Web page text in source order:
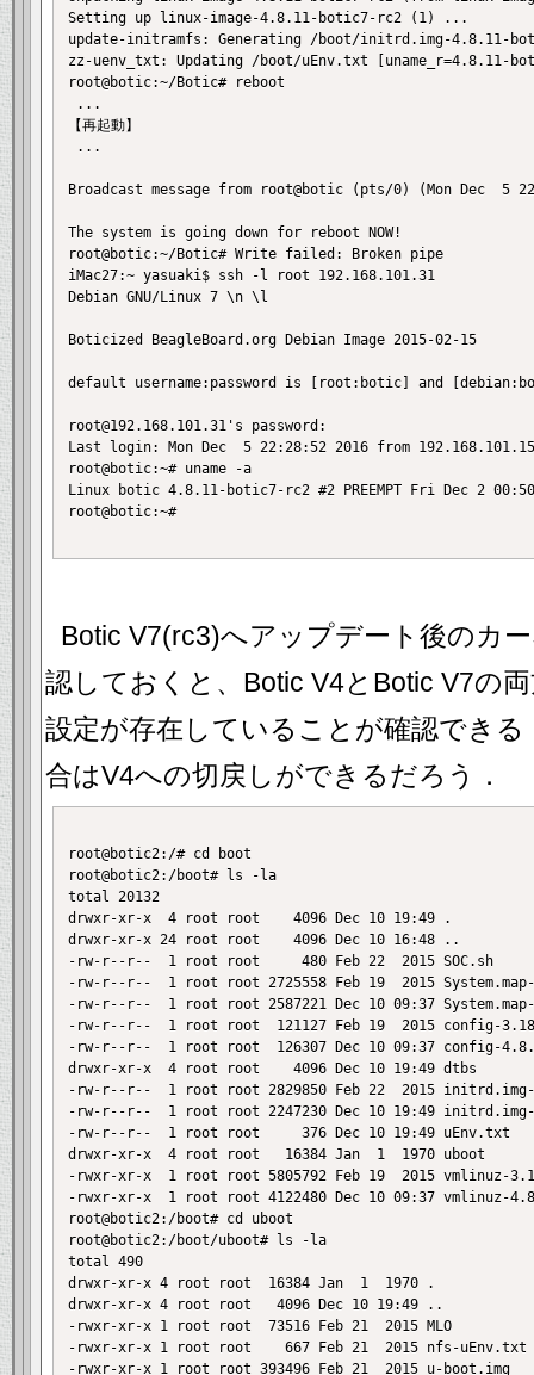
Setting up linux-image-4.8.11-botic7-rc2 (1) ...
update-initramfs: Generating /boot/initrd.img-4.8.11-
zz-uenv_txt: Updating /boot/uEnv.txt [uname_r=4.8.11-
root@botic:~/Botic# reboot
...
【再起動】
...
Broadcast message from root@botic (pts/0) (Mon Dec  5
The system is going down for reboot NOW!
root@botic:~/Botic# Write failed: Broken pipe
iMac27:~ yasuaki$ ssh -l root 192.168.101.31
Debian GNU/Linux 7 \n \l
Boticized BeagleBoard.org Debian Image 2015-02-15
default username:password is [root:botic] and
root@192.168.101.31's password:
Last login: Mon Dec  5 22:28:52 2016 from
root@botic:~# uname -a
Linux botic 4.8.11-botic7-rc2 #2 PREEMPT Fri Dec 2
root@botic:~#
Botic V7(rc3)へアップデート後のカ
認しておくと、Botic V4とBotic V7の
設定が存在していることが確認でき
合はV4への切戻しができるだろう．
root@botic2:/# cd boot
root@botic2:/boot# ls -la
total 20132
drwxr-xr-x  4 root root    4096 Dec 10 19:49 .
drwxr-xr-x 24 root root    4096 Dec 10 16:48 ..
-rw-r--r--  1 root root     480 Feb 22  2015 SOC.sh
-rw-r--r--  1 root root 2725558 Feb 19  2015
-rw-r--r--  1 root root 2587221 Dec 10 09:37
-rw-r--r--  1 root root  121127 Feb 19  2015 config-
-rw-r--r--  1 root root  126307 Dec 10 09:37 config-
drwxr-xr-x  4 root root    4096 Dec 10 19:49 dtbs
-rw-r--r--  1 root root 2829850 Feb 22  2015
-rw-r--r--  1 root root 2247230 Dec 10 19:49
-rw-r--r--  1 root root     376 Dec 10 19:49 uEnv.txt
drwxr-xr-x  4 root root   16384 Jan  1  1970 uboot
-rwxr-xr-x  1 root root 5805792 Feb 19  2015 vmlinuz-
-rwxr-xr-x  1 root root 4122480 Dec 10 09:37 vmlinuz-
root@botic2:/boot# cd uboot
root@botic2:/boot/uboot# ls -la
total 490
drwxr-xr-x 4 root root  16384 Jan  1  1970 .
drwxr-xr-x 4 root root   4096 Dec 10 19:49 ..
-rwxr-xr-x 1 root root  73516 Feb 21  2015 MLO
-rwxr-xr-x 1 root root    667 Feb 21  2015 nfs-uEnv.txt
-rwxr-xr-x 1 root root 393496 Feb 21  2015 u-boot.img